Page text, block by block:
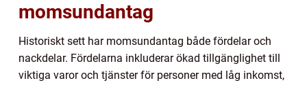
momsundantag
Historiskt sett har momsundantag både fördelar och
nackdelar. Fördelarna inkluderar ökad tillgänglighet till
viktiga varor och tjänster för personer med låg inkomst,